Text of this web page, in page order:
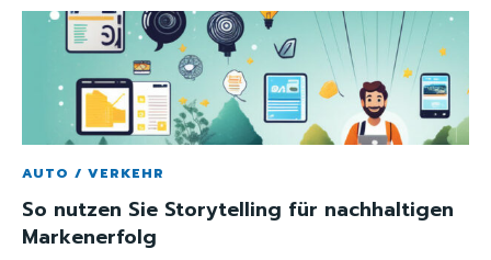
AUTO / VERKEHR
So nutzen Sie Storytelling für nachhaltigen
Markenerfolg